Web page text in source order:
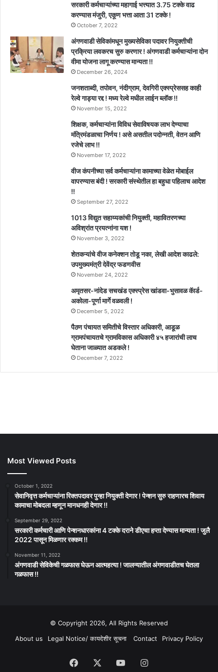
सरकारी कर्मचाऱ्यांच्या महागाई भत्त्यात 3.75 टक्के वाढ
करण्यास मंजुरी, एकूण भत्ता आता 31 टक्के !
October 7, 2022
अंगणवाडी सेविकांमधून मुख्यसेविका पदावर नियुक्तीची
प्रक्रिया लवकरच सुरु करणार ! अंगणवाडी कर्मचाऱ्यांना दोन
वीमा योजना लागू करण्यास मान्यता !!
December 26, 2024
जनशताब्दी, तपोवन, नंदीग्राम, देवगिरी एक्स्प्रेससह काही
रेल्वे गाड्या रद्द ! मध्य रेल्वे मधील लाईन ब्लॉक !!
November 15, 2022
शिक्षक, कर्मचाऱ्यांना विविध सेवाविषयक लाभ देण्याचा
मंत्रिमंडळाचा निर्णय ! असे असतील पदोन्नती, वेतन आणि
रजेचे लाभ !!
November 17, 2022
वीज कंपनीच्या सर्व कर्मचाऱ्यांना कामाच्या वेळेत मोबाईल
वापरण्यास बंदी ! सरकारी संस्थेतील हा बहुधा पहिलाच आदेश
!!
September 27, 2022
1013 विद्युत सहाय्यकांची नियुक्ती, महावितरणच्या
अविश्रांत प्रयत्नांना यश !
November 3, 2022
शेतकऱ्यांचे वीज कनेक्शन तोडू नका, लेखी आदेश काढले:
उपमुख्यमंत्री देवेंद्र फडणवीस
November 24, 2022
अमृतसर-नांदेड सचखंड एक्स्प्रेस खांडवा-भुसावळ कॅार्ड-
अकोला-पूर्णा मार्गे वळवली !
December 5, 2022
पैठण पंचायत समितीचे विस्तार अधिकारी, आडूळ
ग्रामपंचायतचे ग्रामविकास अधिकारी ४५ हजारांची लाच
घेताना जाळ्यात अडकले !
December 7, 2022
Most Viewed Posts
October 1, 2022
सेवानिवृत्त कर्मचाऱ्यांना रिक्तपदावर पुन्हा नियुक्ती देणार ! पेन्शन सुरु राहणारच शिवाय
कामाचा मोबदला म्हणून मानधनही देणार !!
September 29, 2022
सरकारी कर्मचारी आणि पेन्शनधारकांना 4 टक्के दराने डीएचा हप्ता देण्यास मान्यता ! जुलै
2022 पासून मिळणार रक्कम !!
November 11, 2022
अंगणवाडी सेविकेची गळफास घेऊन आत्महत्या ! जालन्यातील अंगणवाडीतच घेतला
गळफास !!
© Copyright 2026, All Rights Reserved
About us
Legal Notice/ कायदेशीर सूचना Contact Privacy Policy
Facebook YouTubeInstagram